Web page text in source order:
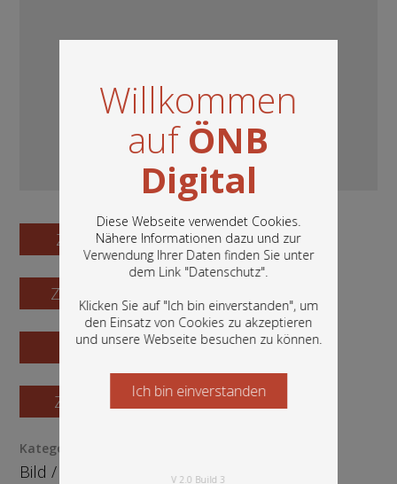
Willkommen
aufÖNB
Digital
Diese Webseite verwendet Cookies.
Nähere Informationen dazu und zur
Verwendung Ihrer Daten finden Sie unter
dem Link "Datenschutz".
Klicken Sie auf "Ich bin einverstanden", um
den Einsatz von Cookies zu akzeptieren
und unsere Webseite besuchen zu können.
In diesem Portal finden Sie die digitalen
Bestände der Österreichischen
Nationalbibliothek: Bücher, Fotografien,
Grafiken und vieles mehr.
Ich bin einverstanden
Starten Sie jetzt
V 2.0 Build 3
Zum Digitalisat
Zum Katalogisat
Zur Vorschau
Zur Bestellung
Kategorie / Medientyp
Bild/